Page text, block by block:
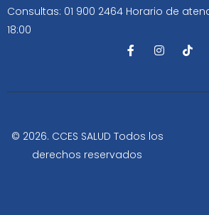
Consultas: 01 900 2464 Horario de
18:00
F
a
b
-
I
n
a
m
T
i
o
© 2026. CCES SALUD Todos los
derechos reservados